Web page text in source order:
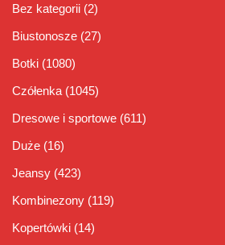
Bez kategorii (2)
Biustonosze (27)
Botki (1080)
Czółenka (1045)
Dresowe i sportowe (611)
Duże (16)
Jeansy (423)
Kombinezony (119)
Kopertówki (14)